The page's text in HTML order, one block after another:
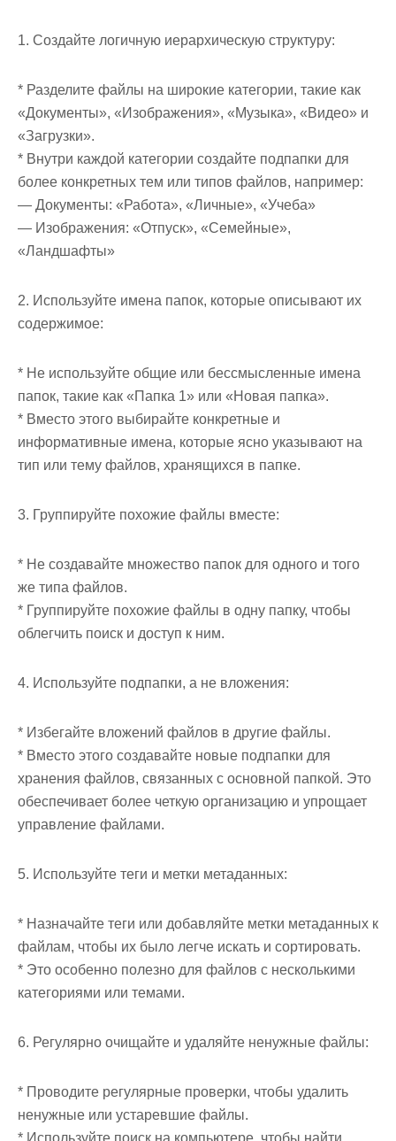
1. Создайте логичную иерархическую структуру:
* Разделите файлы на широкие категории, такие как
«Документы», «Изображения», «Музыка», «Видео» и
«Загрузки».
* Внутри каждой категории создайте подпапки для
более конкретных тем или типов файлов, например:
— Документы: «Работа», «Личные», «Учеба»
— Изображения: «Отпуск», «Семейные»,
«Ландшафты»
2. Используйте имена папок, которые описывают их
содержимое:
* Не используйте общие или бессмысленные имена
папок, такие как «Папка 1» или «Новая папка».
* Вместо этого выбирайте конкретные и
информативные имена, которые ясно указывают на
тип или тему файлов, хранящихся в папке.
3. Группируйте похожие файлы вместе:
* Не создавайте множество папок для одного и того
же типа файлов.
* Группируйте похожие файлы в одну папку, чтобы
облегчить поиск и доступ к ним.
4. Используйте подпапки, а не вложения:
* Избегайте вложений файлов в другие файлы.
* Вместо этого создавайте новые подпапки для
хранения файлов, связанных с основной папкой. Это
обеспечивает более четкую организацию и упрощает
управление файлами.
5. Используйте теги и метки метаданных:
* Назначайте теги или добавляйте метки метаданных к
файлам, чтобы их было легче искать и сортировать.
* Это особенно полезно для файлов с несколькими
категориями или темами.
6. Регулярно очищайте и удаляйте ненужные файлы:
* Проводите регулярные проверки, чтобы удалить
ненужные или устаревшие файлы.
* Используйте поиск на компьютере, чтобы найти